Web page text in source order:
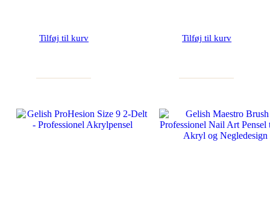
Tilføj til kurv Tilføj til kurv